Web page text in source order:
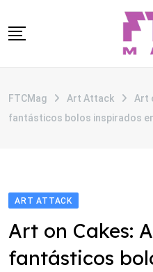
to
CATEGORIAS
FTCMag Art Attack
Art
fantásticos bolos inspirados
ART ATTACK
Art on Cakes:
fantásticos